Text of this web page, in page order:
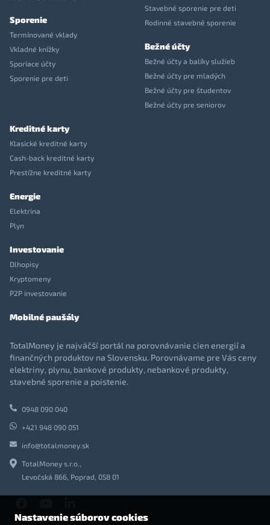
Sporenie
Termínované vklady
Vkladné knížky
Sporiace účty
Sporenie pre deti
Stavebné sporenie pre deti
Rodinné stavebné sporenie
Bežné účty
Bežné účty a balíky služieb
Bežné účty pre mladých
Bežné účty pre študentov
Bežné účty pre seniorov
Kreditné karty
Klasické kreditné karty
Cash-back kreditné karty
Prestížne kreditné karty
Energie
Elektrina
Plyn
Investovanie
Dlhopisy
Kryptomeny
P2P investovanie
Mobilné paušály
TotalMoney je najväčší portál na porovnávanie cien energií a
finančných produktov na Slovensku. Porovnávame pre Vás ceny
elektriny, plynu, bankové produkty, nebankové produkty,
stavebné sporenie a poistenie.
0948 090 040
+421 948 090 051
info@totalmoney.sk
TotalMoney s.r.o.,
Levočská 866, Poprad, 058 01
Nastavenie súborov cookies